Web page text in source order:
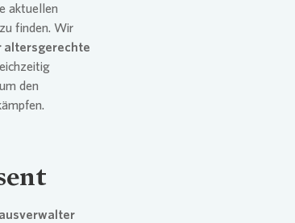
aktuellen
finden. Wir
altersgerechte
den